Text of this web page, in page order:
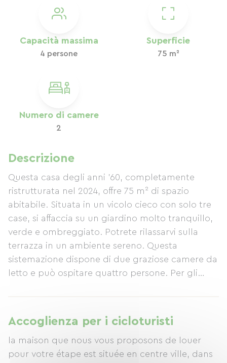
Capacità massima
4 persone
Superficie
75 m²
Numero di camere
2
Descrizione
Questa casa degli anni '60, completamente
ristrutturata nel 2024, offre 75 m² di spazio
abitabile. Situata in un vicolo cieco con solo tre
case, si affaccia su un giardino molto tranquillo,
verde e ombreggiato. Potrete rilassarvi sulla
terrazza in un ambiente sereno. Questa
sistemazione dispone di due graziose camere da
letto e può ospitare quattro persone. Per gli
per le biciclette.
Accoglienza per i cicloturisti
la maison que nous vous proposons de louer
pour votre étape est située en centre ville, dans